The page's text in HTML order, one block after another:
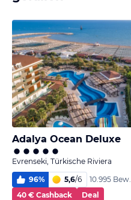
Adalya Ocean Deluxe
Evrenseki, Türkische Riviera
96% 5,6/6
10.995 Bew.
40 € Cashback
Deal